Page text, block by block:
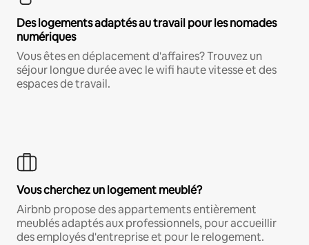
Des logements adaptés au travail pour les nomades
numériques
Vous êtes en déplacement d'affaires? Trouvez un
séjour longue durée avec le wifi haute vitesse et des
espaces de travail.
Vous cherchez un logement meublé?
Airbnb propose des appartements entièrement
meublés adaptés aux professionnels, pour accueillir
des employés d'entreprise et pour le relogement.